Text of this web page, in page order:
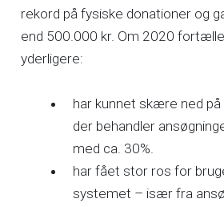
rekord på fysiske donationer og
end 500.000 kr. Om 2020
yderligere:
har kunnet skære ned på
der behandler
med ca. 30%.
har fået stor ros for
systemet – især fra